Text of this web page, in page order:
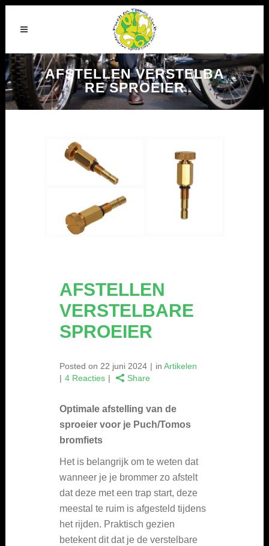
AFSTELLEN VERSTELBA
RE SPROEIER
AFSTELLEN
VERSTELBARE
SPROEIER
Posted on 22 juni 2024 in Artikelen
4 Reacties
Share
Optimale afstelling van de
sproeier voor je Puch/Tomos
bromfiets
Het is belangrijk om te weten dat
wanneer je je brommer zo afstelt
dat deze met een trap start, deze
meestal te ruim is afgesteld tijdens
het rijden. Praktisch gezien
betekent dit dat je de verstelbare